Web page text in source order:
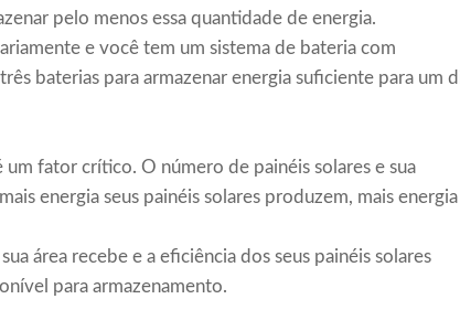
pelo menos essa quantidade de energia.
e você tem um sistema de bateria com
baterias para armazenar energia suficiente para um
fator crítico. O número de painéis solares e sua
energia seus painéis solares produzem, mais energia
área recebe e a eficiência dos seus painéis solares
para armazenamento.